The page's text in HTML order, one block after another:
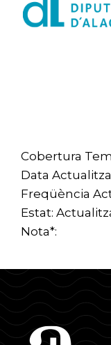
Cobertura
Data
Freqüència
Estat:
Nota*: